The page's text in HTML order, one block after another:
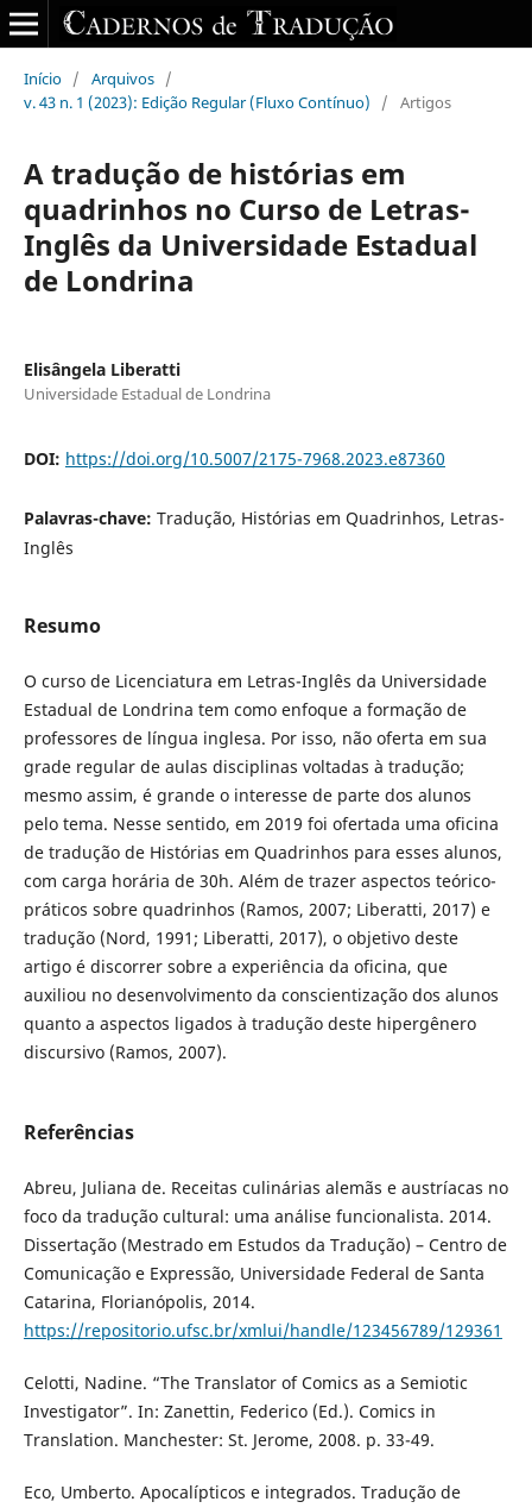
Início / Arquivos /
v. 43 n. 1 (2023): Edição Regular (Fluxo Contínuo)
/ Artigos
A tradução de histórias em
quadrinhos no Curso de Letras-
Inglês da Universidade Estadual
de Londrina
Elisângela Liberatti
Universidade Estadual de Londrina
DOI: https://doi.org/10.5007/2175-7968.2023.e87360
Palavras-chave: Tradução, Histórias em Quadrinhos, Letras-
Inglês
Resumo
O curso de Licenciatura em Letras-Inglês da Universidade
Estadual de Londrina tem como enfoque a formação de
professores de língua inglesa. Por isso, não oferta em sua
grade regular de aulas disciplinas voltadas à tradução;
mesmo assim, é grande o interesse de parte dos alunos
pelo tema. Nesse sentido, em 2019 foi ofertada uma oficina
de tradução de Histórias em Quadrinhos para esses alunos,
com carga horária de 30h. Além de trazer aspectos teórico-
práticos sobre quadrinhos (Ramos, 2007; Liberatti, 2017) e
tradução (Nord, 1991; Liberatti, 2017), o objetivo deste
artigo é discorrer sobre a experiência da oficina, que
auxiliou no desenvolvimento da conscientização dos alunos
quanto a aspectos ligados à tradução deste hipergênero
discursivo (Ramos, 2007).
Referências
Abreu, Juliana de. Receitas culinárias alemãs e austríacas no
foco da tradução cultural: uma análise funcionalista. 2014.
Dissertação (Mestrado em Estudos da Tradução) – Centro de
Comunicação e Expressão, Universidade Federal de Santa
Catarina, Florianópolis, 2014.
https://repositorio.ufsc.br/xmlui/handle/123456789/129361
Celotti, Nadine. “The Translator of Comics as a Semiotic
Investigator”. In: Zanettin, Federico (Ed.). Comics in
Translation. Manchester: St. Jerome, 2008. p. 33-49.
Eco, Umberto. Apocalípticos e integrados. Tradução de